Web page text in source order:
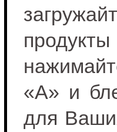
«А» и
для